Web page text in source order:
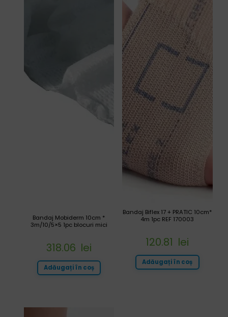
Bandaj Biflex 17 + PRATIC 10cm*
4m 1pc REF 170003
120.81 lei
Adăugați în coș
Bandaj Mobiderm 10cm *
3m/10/5×5 1pc blocuri mici
318.06 lei
Adăugați în coș